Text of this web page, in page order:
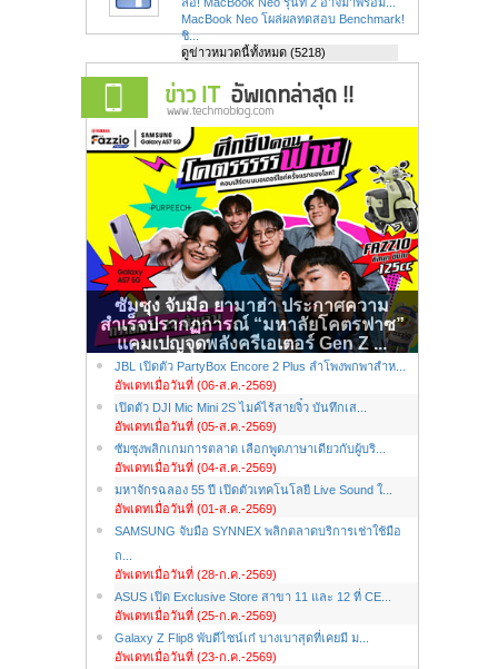
MacBook Neo โผล่ผลทดสอบ Benchmark!
ชิ...
ดูข่าวหมวดนี้ทั้งหมด (5218)
ซัมซุง จับมือ ยามาฮ่า ประกาศความ
สำเร็จปรากฏการณ์ “มหาลัยโคตรฟาซ”
แคมเปญจุดพลังครีเอเตอร์ Gen Z ...
JBL เปิดตัว PartyBox Encore 2 Plus ลำโพงพกพาสำห...
อัพเดทเมื่อวันที่ (06-ส.ค.-2569)
เปิดตัว DJI Mic Mini 2S ไมค์ไร้สายจิ๋ว บันทึกเส...
อัพเดทเมื่อวันที่ (05-ส.ค.-2569)
ซัมซุงพลิกเกมการตลาด เลือกพูดภาษาเดียวกับผู้บริ...
อัพเดทเมื่อวันที่ (04-ส.ค.-2569)
มหาจักรฉลอง 55 ปี เปิดตัวเทคโนโลยี Live Sound ใ...
อัพเดทเมื่อวันที่ (01-ส.ค.-2569)
SAMSUNG จับมือ SYNNEX พลิกตลาดบริการเช่าใช้มือ
ถ...
อัพเดทเมื่อวันที่ (28-ก.ค.-2569)
ASUS เปิด Exclusive Store สาขา 11 และ 12 ที่ CE...
อัพเดทเมื่อวันที่ (25-ก.ค.-2569)
Galaxy Z Flip8 พับดีไซน์เก๋ บางเบาสุดที่เคยมี ม...
อัพเดทเมื่อวันที่ (23-ก.ค.-2569)